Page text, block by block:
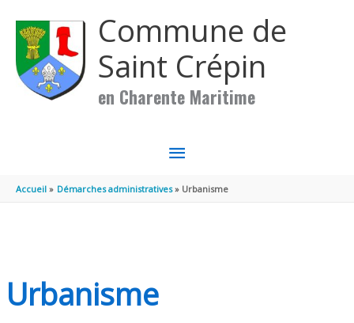
Commune de
Saint Crépin
en Charente Maritime
MENU
PRINCIPAL
Accueil Démarches administratives Urbanisme
Urbanisme